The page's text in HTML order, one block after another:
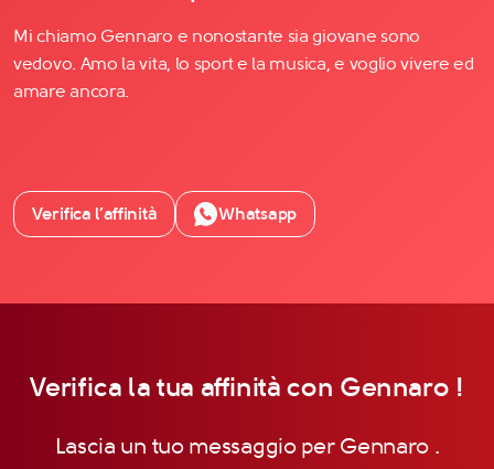
Mi chiamo Gennaro e nonostante sia giovane sono
vedovo. Amo la vita, lo sport e la musica, e voglio vivere ed
amare ancora.
Verifica l’affinità Whatsapp
Verifica la tua affinità con Gennaro !
Lascia un tuo messaggio per Gennaro .